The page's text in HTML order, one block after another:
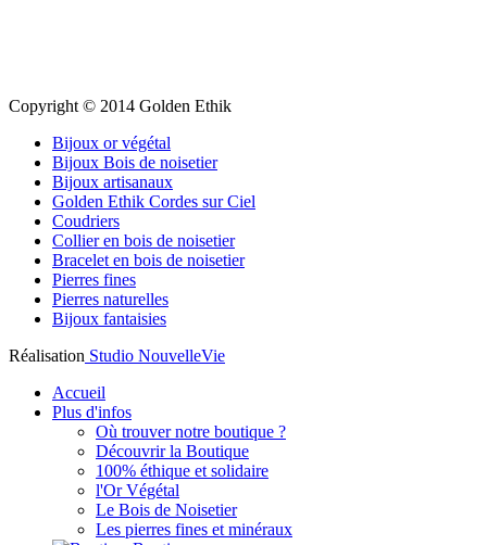
Copyright © 2014 Golden Ethik
Bijoux or végétal
Bijoux Bois de noisetier
Bijoux artisanaux
Golden Ethik Cordes sur Ciel
Coudriers
Collier en bois de noisetier
Bracelet en bois de noisetier
Pierres fines
Pierres naturelles
Bijoux fantaisies
Réalisation Studio NouvelleVie
Accueil
Plus d'infos
Où trouver notre boutique ?
Découvrir la Boutique
100% éthique et solidaire
l'Or Végétal
Le Bois de Noisetier
Les pierres fines et minéraux